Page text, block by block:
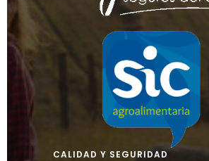
CALIDAD Y SEGURIDAD